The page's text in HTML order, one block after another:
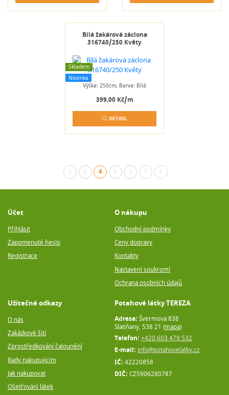
Bílá žakárová záclona
316740/250 Květy
Skladem
Novinka
Výška: 250cm, Barva: Bílá
399,00 Kč/m
DETAIL
4(aktuální)
Potahové látky TEREZA
Adresa: Švermova 838
Slatiňany, 538 21 (mapa)
Telefon: +420 603 479 532
E-mail: info@potahovelatky.cz
IČ: 42220858
DIČ: CZ5906280787
Účet
Přihlásit
Zapomenuté heslo
Registrace
O nákupu
Obchodní podmínky
Ceny dopravy
Kontakty
Nastavení soukromí
Ochrana osobních údajů
Užitečné odkazy
O nás
Zakázkové šití
Zprostředkování čalounění
Rady nakupujícím
Jak nakupovat
Ošetřování látek